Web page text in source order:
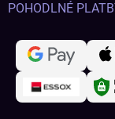
POHODLNÉ